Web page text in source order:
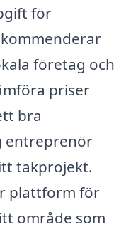
för
företag och
priser
bra
entreprenör
takprojekt.
plattform för
område som